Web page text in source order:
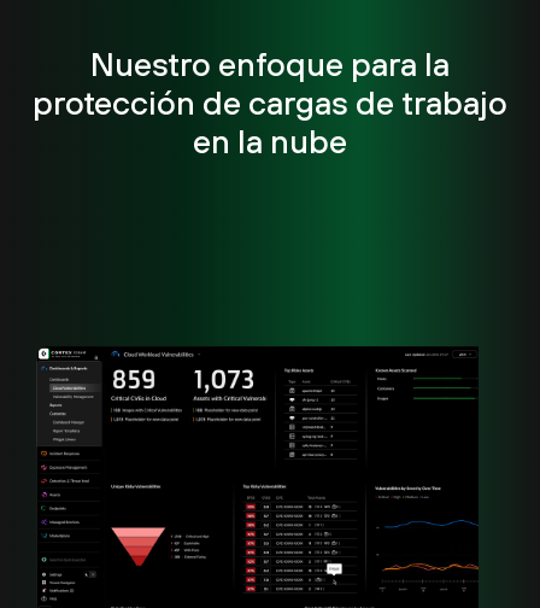
Nuestro enfoque para la
protección de cargas de trabajo
en la nube